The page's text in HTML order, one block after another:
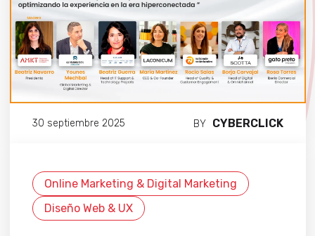
30 septiembre 2025 BY CYBERCLICK
Online Marketing & Digital Marketing
Diseño Web & UX